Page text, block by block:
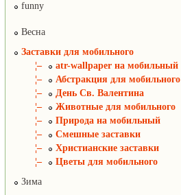
funny
Весна
Заставки для мобильного
¦–
atr-wallpaper на мобильный
¦–
Абстракция для мобильного
¦–
День Св. Валентина
¦–
Животные для мобильного
¦–
Природа на мобильный
¦–
Смешные заставки
¦–
Христианские заставки
¦–
Цветы для мобильного
Зима